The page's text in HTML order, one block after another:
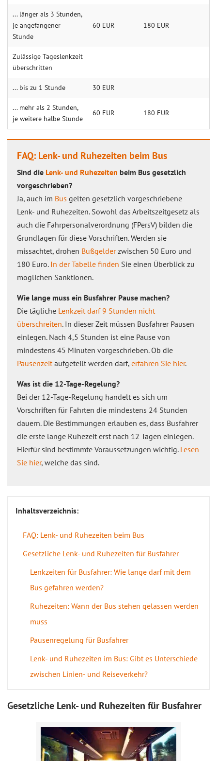
... länger als 3 Stunden,
je angefangener
Stunde
60 EUR 180 EUR
Zulässige Tageslenkzeit
überschritten
... bis zu 1 Stunde 30 EUR
... mehr als 2 Stunden,
je weitere halbe Stunde
60 EUR 180 EUR
FAQ: Lenk- und Ruhezeiten beim Bus
Sind die Lenk- und Ruhezeiten beim Bus gesetzlich
vorgeschrieben?
Ja, auch im Bus gelten gesetzlich vorgeschriebene
Lenk- und Ruhezeiten. Sowohl das Arbeitszeitgesetz als
auch die Fahrpersonalverordnung (FPersV) bilden die
Grundlagen für diese Vorschriften. Werden sie
missachtet, drohen Bußgelderzwischen 50 Euro und
180 Euro. In der Tabelle finden Sie einen Überblick zu
möglichen Sanktionen.
Wie lange muss ein Busfahrer Pause machen?
Die tägliche Lenkzeit darf 9 Stunden nicht
überschreiten. In dieser Zeit müssen Busfahrer Pausen
einlegen. Nach 4,5 Stunden ist eine Pause von
mindestens 45 Minuten vorgeschrieben. Ob die
Pausenzeitaufgeteilt werden darf, erfahren Sie hier.
Was ist die 12-Tage-Regelung?
Bei der 12-Tage-Regelung handelt es sich um
Vorschriften für Fahrten die mindestens 24 Stunden
dauern. Die Bestimmungen erlauben es, dass Busfahrer
die erste lange Ruhezeit erst nach 12 Tagen einlegen.
Hierfür sind bestimmte Voraussetzungen wichtig. Lesen
Sie hier, welche das sind.
Inhaltsverzeichnis:
FAQ: Lenk- und Ruhezeiten beim Bus
Gesetzliche Lenk- und Ruhezeiten für Busfahrer
Lenkzeiten für Busfahrer: Wie lange darf mit dem
Bus gefahren werden?
Ruhezeiten: Wann der Bus stehen gelassen werden
muss
Pausenregelung für Busfahrer
Lenk- und Ruhezeiten im Bus: Gibt es Unterschiede
zwischen Linien- und Reiseverkehr?
Gesetzliche Lenk- und Ruhezeiten für Busfahrer